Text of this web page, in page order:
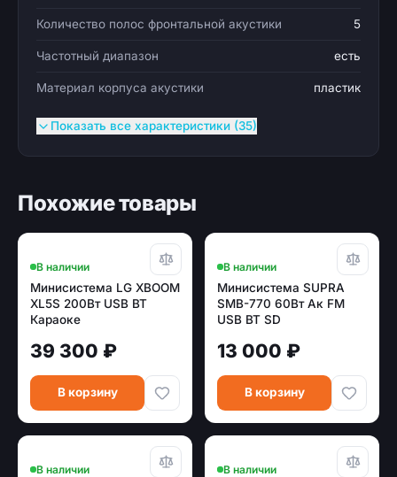
Количество полос фронтальной акустики 5
Частотный диапазон есть
Материал корпуса акустики пластик
Показать все характеристики (35)
Похожие товары
В наличии
Минисистема LG XBOOM
XL5S 200Вт USB BT
Караоке
39 300 ₽
В корзину
В наличии
Минисистема SUPRA
SMB-770 60Вт Ак FM
USB BT SD
13 000 ₽
В корзину
В наличии В наличии